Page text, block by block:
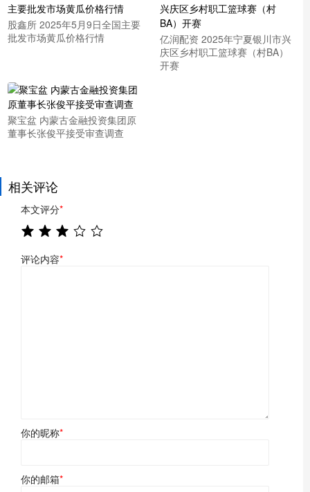
股鑫所 2025年5月9日全国主要
批发市场黄瓜价格行情
亿润配资 2025年宁夏银川市兴
庆区乡村职工篮球赛（村BA）
开赛
聚宝盆 内蒙古金融投资集团原
董事长张俊平接受审查调查
相关评论
本文评分*
评论内容*
你的昵称*
你的邮箱*